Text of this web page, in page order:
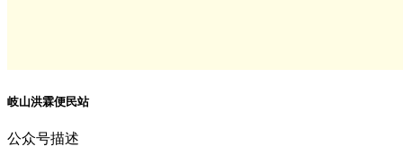
岐山洪霖便民站
公众号描述